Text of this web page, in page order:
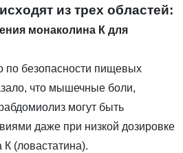
из трех областей:
монаколина К для
по безопасности пищевых
что мышечные боли,
могут быть
даже при низкой дозировке
(ловастатина).